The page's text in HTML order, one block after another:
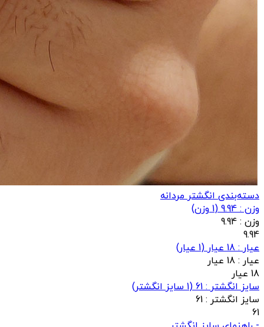
دسته‌بندی انگشتر مردانه
وزن : 9.94
(
1 وزن)
وزن : 9.94
9.94
عيار : 18 عیار
(
1 عيار)
عيار : 18 عیار
18 عیار
سایز انگشتر : 61
(
1 سایز انگشتر)
سایز انگشتر : 61
61